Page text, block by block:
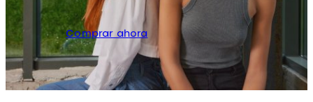
Comprar ahora